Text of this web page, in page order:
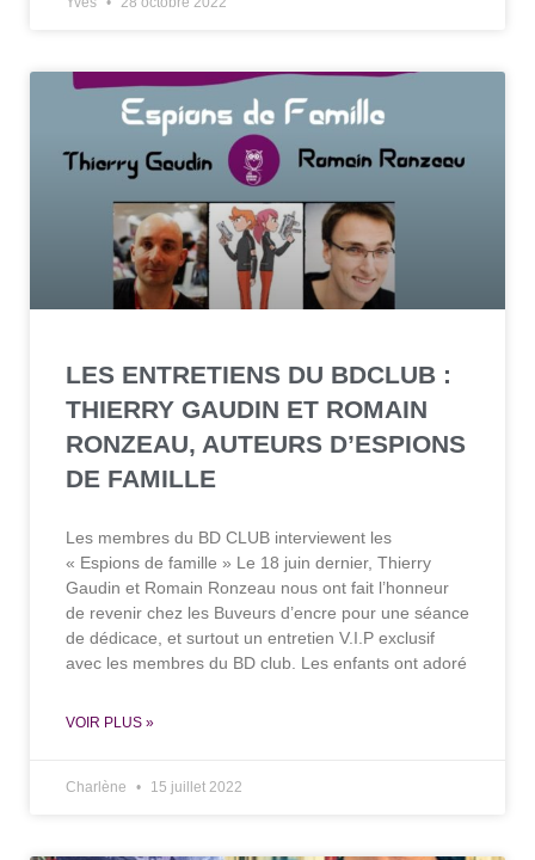
LES ENTRETIENS DU BDCLUB :
THIERRY GAUDIN ET ROMAIN
RONZEAU, AUTEURS D’ESPIONS
DE FAMILLE
Les membres du BD CLUB interviewent les
« Espions de famille » Le 18 juin dernier, Thierry
Gaudin et Romain Ronzeau nous ont fait l’honneur
de revenir chez les Buveurs d’encre pour une séance
de dédicace, et surtout un entretien V.I.P exclusif
avec les membres du BD club. Les enfants ont adoré
VOIR PLUS »
Charlène 15 juillet 2022